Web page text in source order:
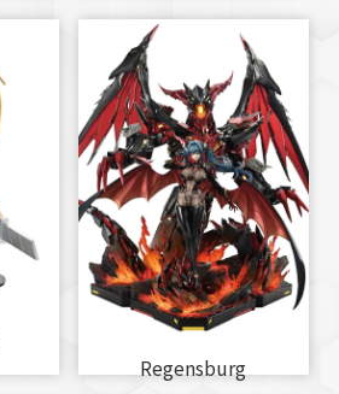
Regensburg